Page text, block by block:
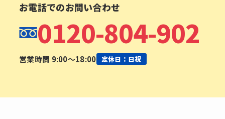
お電話でのお問い合わせ
0120-804-902
営業時間 9:00〜18:00 定休日：日祝